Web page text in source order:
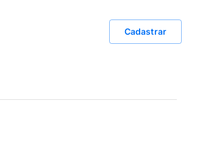
Cadastrar